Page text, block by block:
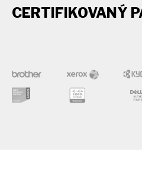
CERTIFIKOVANÝ